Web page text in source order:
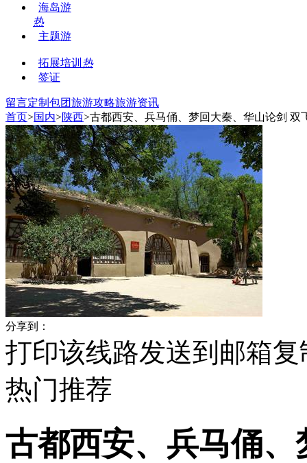
海岛游
热
主题游
拓展培训 热
签证
留言定制包团旅游攻略旅游资讯
首页>国内>陕西>古都西安、兵马俑、梦回大秦、华山论剑 双
分享到：
打印该线路发送到邮箱复
热门推荐
古都西安、兵马俑